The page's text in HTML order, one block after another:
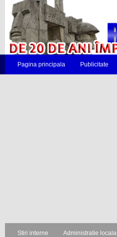
Pagina principala Publicitate
Stiri interne Administratie locala